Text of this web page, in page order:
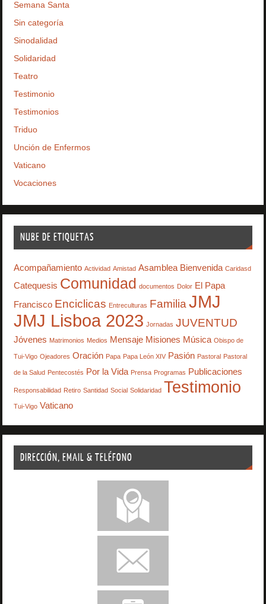
Semana Santa
Sin categoría
Sinodalidad
Solidaridad
Teatro
Testimonio
Testimonios
Triduo
Unción de Enfermos
Vaticano
Vocaciones
NUBE DE ETIQUETAS
Acompañamiento Actividad Amistad Asamblea Bienvenida Caridasd
Catequesis Comunidad documentos Dolor El Papa
Francisco Enciclicas Entreculturas Familia JMJ
JMJ Lisboa 2023 Jornadas JUVENTUD
Jóvenes Matrimonios Medios Mensaje Misiones Música Obispo de
Tui-Vigo Ojeadores Oración Papa Papa León XIV Pasión Pastoral Pastoral
de la Salud Pentecostés Por la Vida Prensa Programas Publicaciones
Responsabilidad Retiro Santidad Social Solidaridad Testimonio
Tui-Vigo Vaticano
DIRECCIÓN, EMAIL & TELÉFONO